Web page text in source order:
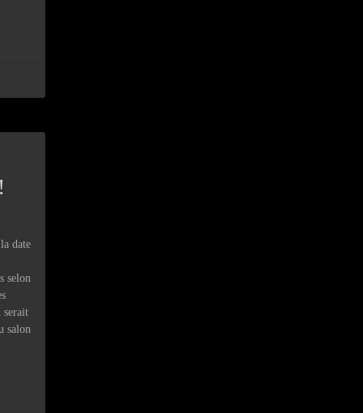
date
selon
serait
salon